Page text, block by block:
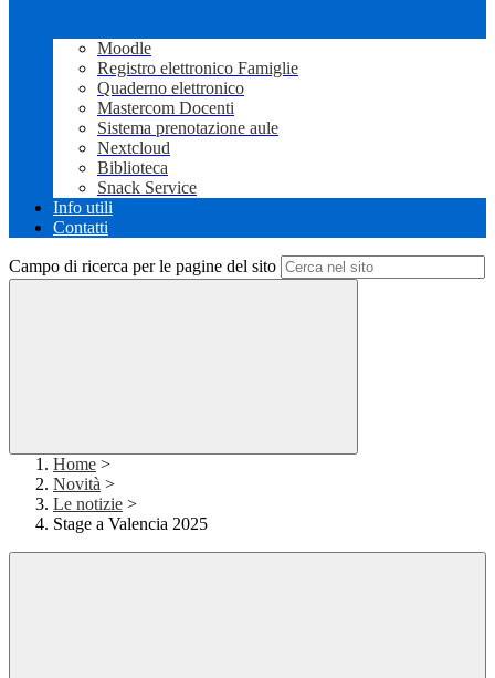
Moodle
Registro elettronico Famiglie
Quaderno elettronico
Mastercom Docenti
Sistema prenotazione aule
Nextcloud
Biblioteca
Snack Service
Info utili
Contatti
Campo di ricerca per le pagine del sito
Home >
Novità >
Le notizie >
Stage a Valencia 2025